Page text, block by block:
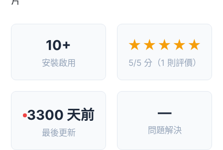
10+
安裝啟用
★★★★★
5/5 分（1 則評價）
3300 天前
最後更新
—
問題解決